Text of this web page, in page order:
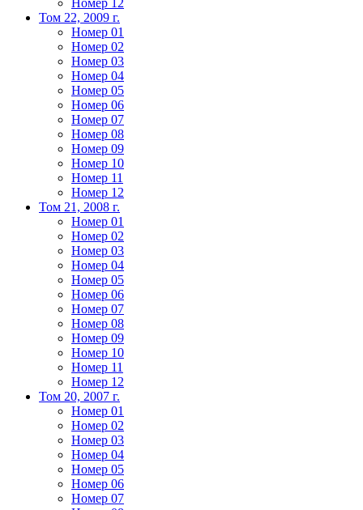
Номер 12
Том 22, 2009 г.
Номер 01
Номер 02
Номер 03
Номер 04
Номер 05
Номер 06
Номер 07
Номер 08
Номер 09
Номер 10
Номер 11
Номер 12
Том 21, 2008 г.
Номер 01
Номер 02
Номер 03
Номер 04
Номер 05
Номер 06
Номер 07
Номер 08
Номер 09
Номер 10
Номер 11
Номер 12
Том 20, 2007 г.
Номер 01
Номер 02
Номер 03
Номер 04
Номер 05
Номер 06
Номер 07